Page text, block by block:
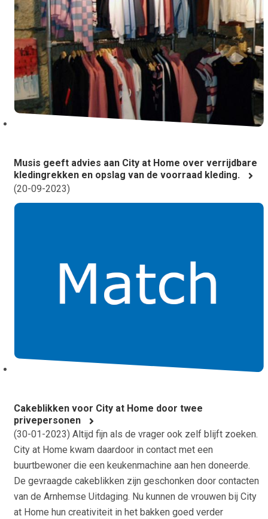
Musis geeft advies aan City at Home over verrijdbare
kledingrekken en opslag van de voorraad kleding.
(20-09-2023)
Cakeblikken voor City at Home door twee
privepersonen
(30-01-2023) Altijd fijn als de vrager ook zelf blijft zoeken.
City at Home kwam daardoor in contact met een
buurtbewoner die een keukenmachine aan hen doneerde.
De gevraagde cakeblikken zijn geschonken door contacten
van de Arnhemse Uitdaging. Nu kunnen de vrouwen bij City
at Home hun creativiteit in het bakken goed verder